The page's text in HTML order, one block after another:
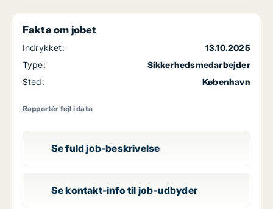
Fakta om jobet
Indrykket:
13.10.2025
Type:
Sikkerhedsmedarbejder
Sted:
København
Rapportér fejl i data
Se fuld job-beskrivelse
Se kontakt-info til job-udbyder